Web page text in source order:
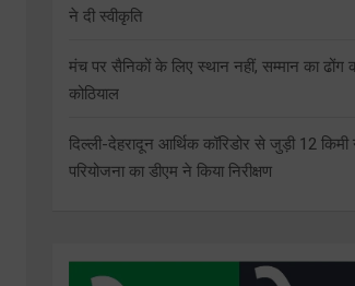
ने दी स्वीकृति
मंच पर सैनिकों के लिए स्थान नहीं, सम्मान का ढोंग
कोठियाल
दिल्ली-देहरादून आर्थिक कॉरिडोर से जुड़ी 12 किमी
परियोजना का डीएम ने किया निरीक्षण